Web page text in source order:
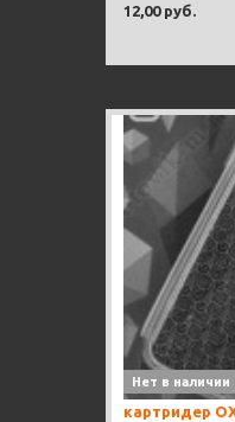
12,00 руб.
Нет в наличии
картридер